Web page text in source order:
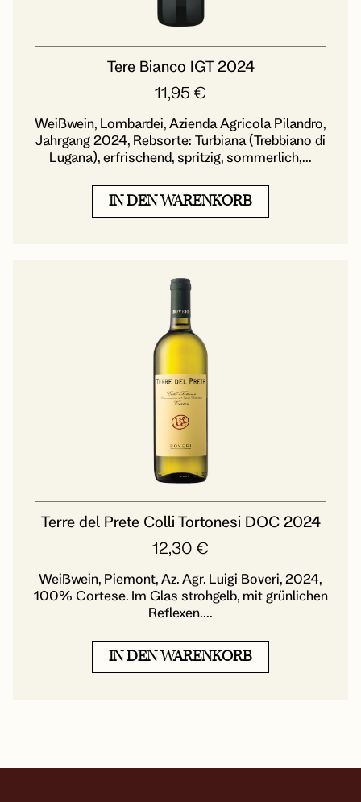
Tere Bianco IGT 2024
11,95 €
Weißwein, Lombardei, Azienda Agricola Pilandro,
Jahrgang 2024, Rebsorte: Turbiana (Trebbiano di
Lugana), erfrischend, spritzig, sommerlich,...
IN DEN WARENKORB
Terre del Prete Colli Tortonesi DOC 2024
12,30 €
Weißwein, Piemont, Az. Agr. Luigi Boveri, 2024,
100% Cortese. Im Glas strohgelb, mit grünlichen
Reflexen....
IN DEN WARENKORB